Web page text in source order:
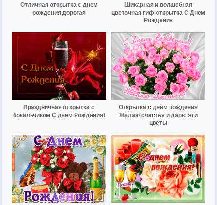
Отличная открытка с днем
рождения дорогая
Шикарная и волшебная
цветочная гиф-открытка С Днем
Рождения
Праздничная открытка с
бокальчиком С днем Рождения!
Открытка с днём рождения
Желаю счастья и дарю эти
цветы